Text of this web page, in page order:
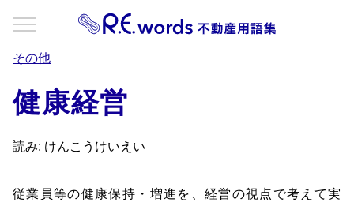
その他
健康経営
読み: けんこうけいえい
従業員等の健康保持・増進を、経営の視点で考えて実